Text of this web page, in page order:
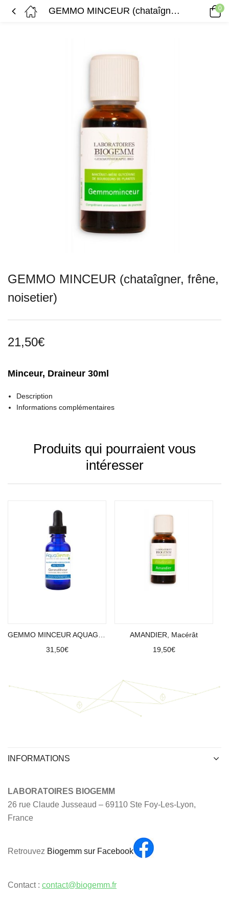
GEMMO MINCEUR (chataîgner, frêne, noisetier) 0
GEMMO MINCEUR (chataîgner, frêne,
noisetier)
21,50€
Minceur, Draineur 30ml
Description
Informations complémentaires
Produits qui pourraient vous
intéresser
31,50€
AMANDIER, Macérât
19,50€
INFORMATIONS
LABORATOIRES BIOGEMM
26 rue Claude Jusseaud – 69110 Ste Foy-Les-Lyon,
France
Retrouvez Biogemm sur Facebook
Contact : contact@biogemm.fr